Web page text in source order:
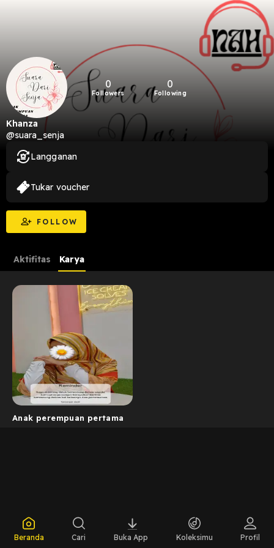
0
Followers
0
Following
Khanza
@suara_senja
FOLLOW
Langganan
Tukar voucher
Aktifitas Karya
Anak perempuan pertama
Beranda Cari Buka App Koleksimu Profil